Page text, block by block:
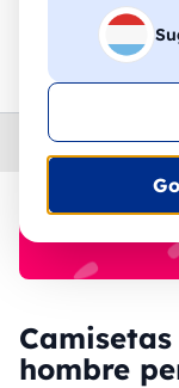
🔎
Home › camisetas
hombre